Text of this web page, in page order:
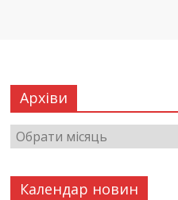
Архіви
Календар новин